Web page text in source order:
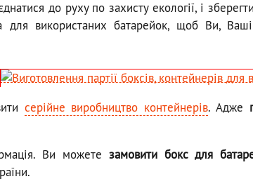
до руху по захисту екології, і
використаних батарейок, щоб Ви, Ваші
серійне виробництво контейнерів. Адже
Ви можете замовити бокс для